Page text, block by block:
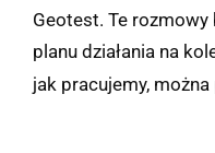
Geotest. Te
planu działania na
jak pracujemy,